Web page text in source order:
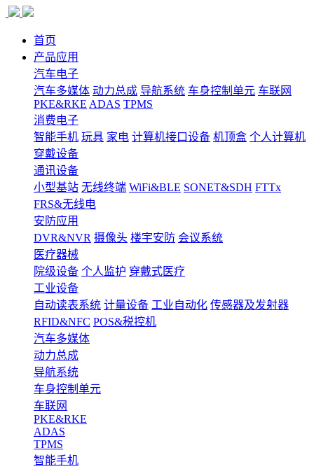
首页
产品应用
汽车电子
汽车多媒体 动力总成 导航系统 车身控制单元 车联网
PKE&RKE ADAS TPMS
消费电子
智能手机 玩具 家电 计算机接口设备 机顶盒 个人计算机
穿戴设备
通讯设备
小型基站 无线终端 WiFi&BLE SONET&SDH FTTx
FRS&无线电
安防应用
DVR&NVR 摄像头 楼宇安防 会议系统
医疗器械
院级设备 个人监护 穿戴式医疗
工业设备
自动读表系统 计量设备 工业自动化 传感器及发射器
RFID&NFC POS&税控机
汽车多媒体
动力总成
导航系统
车身控制单元
车联网
PKE&RKE
ADAS
TPMS
智能手机